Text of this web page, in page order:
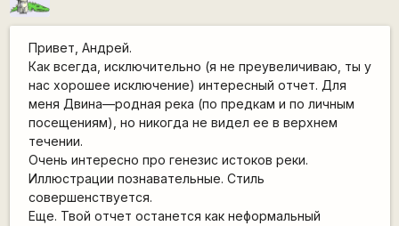
Привет, Андрей.
Как всегда, исключительно (я не преувеличиваю, ты у
нас хорошее исключение) интересный отчет. Для
меня Двина—родная река (по предкам и по личным
посещениям), но никогда не видел ее в верхнем
течении.
Очень интересно про генезис истоков реки.
Иллюстрации познавательные. Стиль
совершенствуется.
Еще. Твой отчет останется как неформальный